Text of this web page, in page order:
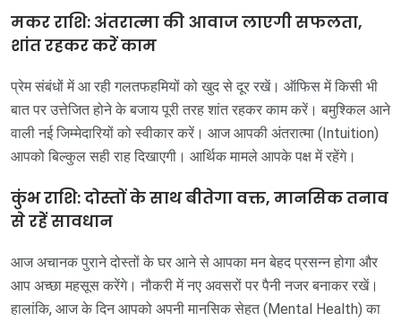
मकर राशि: अंतरात्मा की आवाज लाएगी सफलता,
शांत रहकर करें काम
प्रेम संबंधों में आ रही गलतफहमियों को खुद से दूर रखें। ऑफिस में किसी भी
बात पर उत्तेजित होने के बजाय पूरी तरह शांत रहकर काम करें। बमुश्किल आने
वाली नई जिम्मेदारियों को स्वीकार करें। आज आपकी अंतरात्मा (Intuition)
आपको बिल्कुल सही राह दिखाएगी। आर्थिक मामले आपके पक्ष में रहेंगे।
कुंभ राशि: दोस्तों के साथ बीतेगा वक्त, मानसिक तनाव
से रहें सावधान
आज अचानक पुराने दोस्तों के घर आने से आपका मन बेहद प्रसन्न होगा और
आप अच्छा महसूस करेंगे। नौकरी में नए अवसरों पर पैनी नजर बनाकर रखें।
हालांकि, आज के दिन आपको अपनी मानसिक सेहत (Mental Health) का